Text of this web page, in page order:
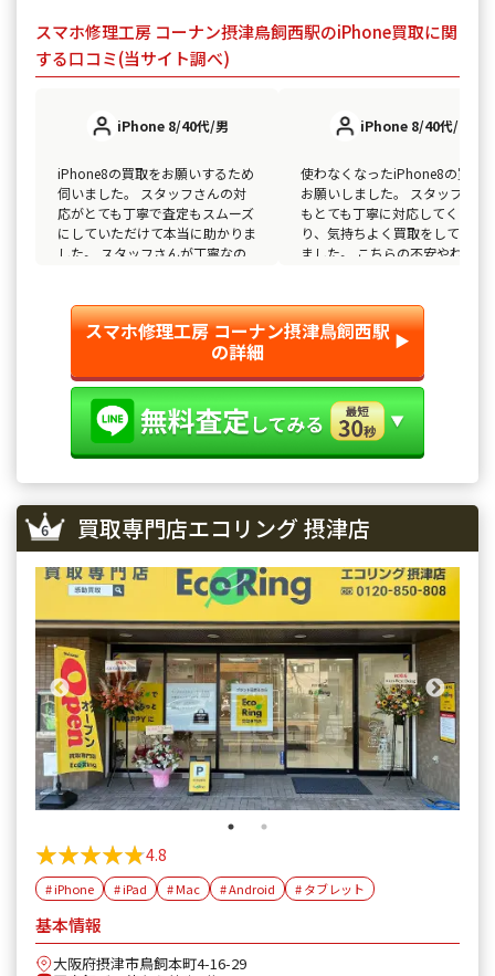
スマホ修理工房 コーナン摂津鳥飼西駅のiPhone買取に関
する口コミ(当サイト調べ)
iPhone 8/40代/男
iPhone8の買取をお願いするため
伺いました。 スタッフさんの対
応がとても丁寧で査定もスムーズ
にしていただけて本当に助かりま
した。 スタッフさんが丁寧なの
がとうございました。
iPhone 8/40代/女
使わなくなったiPhone8の買取
お願いしました。 スタッフの方
もとても丁寧に対応してくださ
り、気持ちよく買取をしてもら
ました。 こちらの不安やわから
できます。
スマホ修理工房 コーナン摂津鳥飼西駅
の詳細 ▶︎
買取専門店エコリング 摂津店
★★★★★
★★★★★4.8
# iPhone # iPad # Mac # Android # タブレット
基本情報
大阪府摂津市鳥飼本町4-16-29